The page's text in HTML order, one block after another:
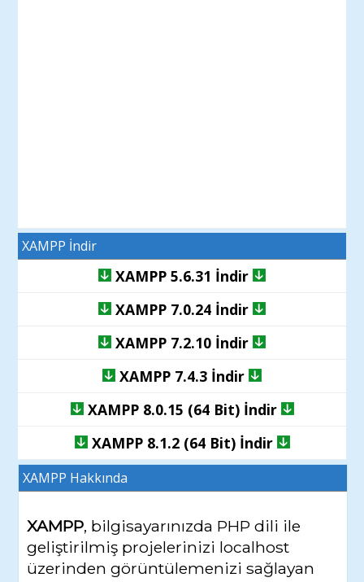
XAMPP İndir
XAMPP 5.6.31 İndir
XAMPP 7.0.24 İndir
XAMPP 7.2.10 İndir
XAMPP 7.4.3 İndir
XAMPP 8.0.15 (64 Bit) İndir
XAMPP 8.1.2 (64 Bit) İndir
XAMPP Hakkında
XAMPP, bilgisayarınızda PHP dili ile
geliştirilmiş projelerinizi localhost
üzerinden görüntülemenizi sağlayan